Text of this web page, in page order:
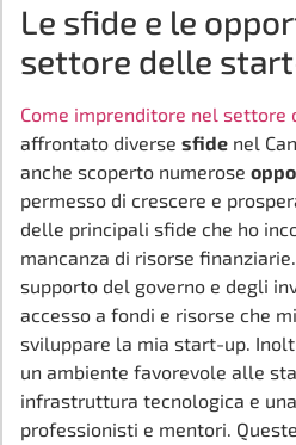
Le sfide e le
settore delle
Come imprenditore nel
affrontato diverse sfide nel
anche scoperto numerose
permesso di crescere e
delle principali sfide che ho
mancanza di risorse
supporto del governo e degli
accesso a fondi e risorse che
sviluppare la mia start-up.
un ambiente favorevole alle
infrastruttura tecnologica e
professionisti e mentori. Queste